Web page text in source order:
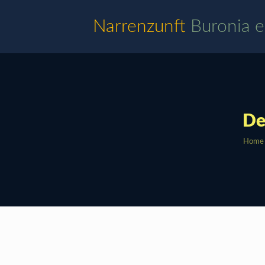
Narrenzunft Buronia
Home